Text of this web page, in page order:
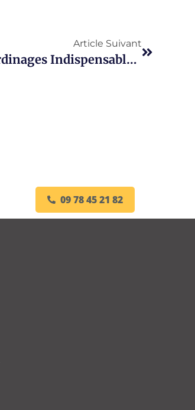
Article Suivant
Jardinage Réussi : Les Outils De Jardinages Indispensables Pour Tous Niveaux
09 78 45 21 82